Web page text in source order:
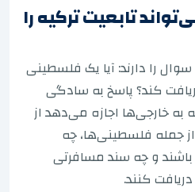
تابعیت ترکیه را
را دارند: آیا یک فلسطینی
کند؟ پاسخ به سادگی
به خارجی‌ها اجازه می‌دهد از
جمله فلسطینی‌ها، چه
و چه سند مسافرتی
کنند.